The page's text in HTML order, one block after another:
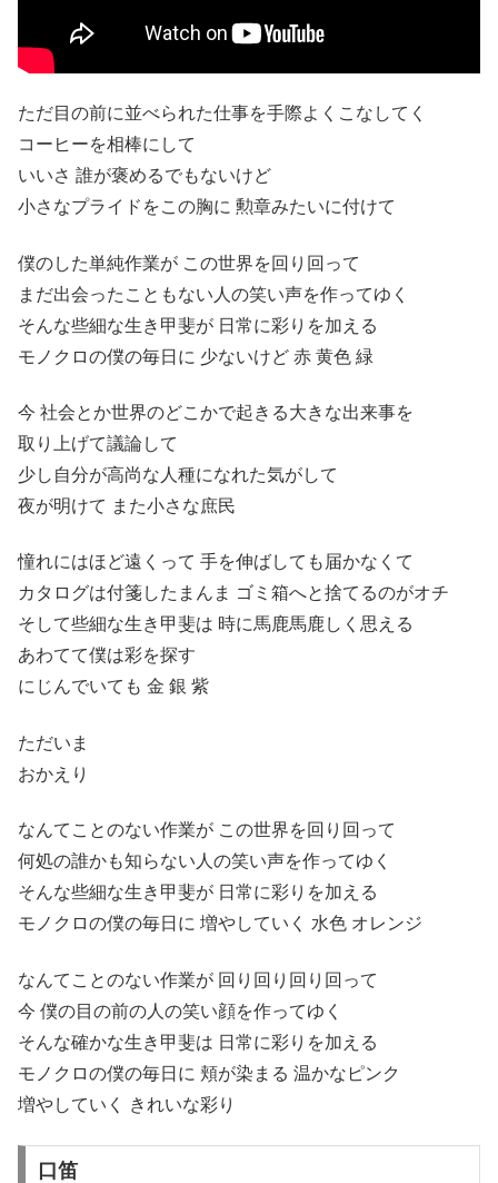
ただ目の前に並べられた仕事を手際よくこなしてく
コーヒーを相棒にして
いいさ 誰が褒めるでもないけど
小さなプライドをこの胸に 勲章みたいに付けて
僕のした単純作業が この世界を回り回って
まだ出会ったこともない人の笑い声を作ってゆく
そんな些細な生き甲斐が 日常に彩りを加える
モノクロの僕の毎日に 少ないけど 赤 黄色 緑
今 社会とか世界のどこかで起きる大きな出来事を
取り上げて議論して
少し自分が高尚な人種になれた気がして
夜が明けて また小さな庶民
憧れにはほど遠くって 手を伸ばしても届かなくて
カタログは付箋したまんま ゴミ箱へと捨てるのがオチ
そして些細な生き甲斐は 時に馬鹿馬鹿しく思える
あわてて僕は彩を探す
にじんでいても 金 銀 紫
ただいま
おかえり
なんてことのない作業が この世界を回り回って
何処の誰かも知らない人の笑い声を作ってゆく
そんな些細な生き甲斐が 日常に彩りを加える
モノクロの僕の毎日に 増やしていく 水色 オレンジ
なんてことのない作業が 回り回り回り回って
今 僕の目の前の人の笑い顔を作ってゆく
そんな確かな生き甲斐は 日常に彩りを加える
モノクロの僕の毎日に 頬が染まる 温かなピンク
増やしていく きれいな彩り
口笛